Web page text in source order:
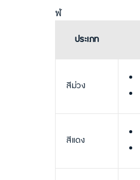
ฬ
ประเภท
สีม่วง
สีแดง